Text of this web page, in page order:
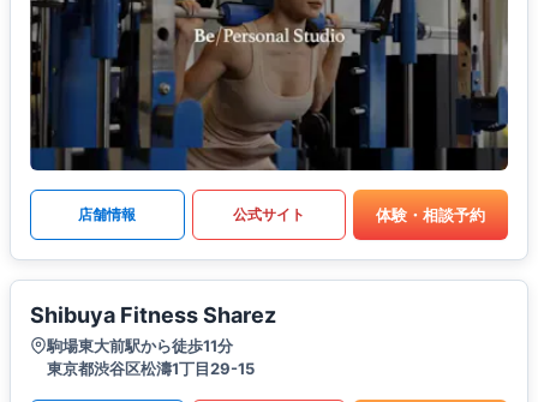
店舗情報 公式サイト 体験・相談予約
Shibuya Fitness Sharez
駒場東大前駅から徒歩11分
東京都渋谷区松濤1丁目29-15